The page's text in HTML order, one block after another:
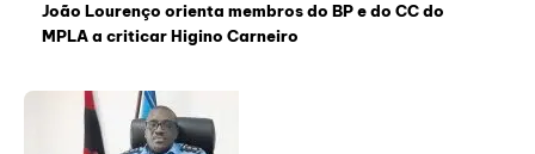
João Lourenço orienta membros do BP e do CC do
MPLA a criticar Higino Carneiro